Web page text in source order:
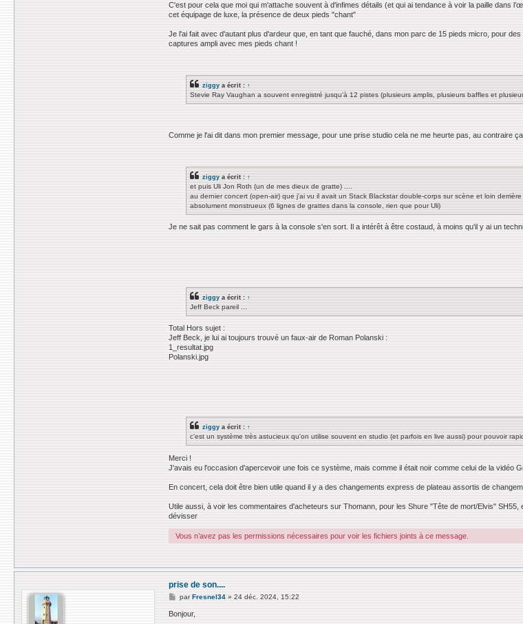
C'est pour cela que moi qui m'attache souvent à d'infimes détails (et qui ai tendance à voir la paille dans
cet équipage de luxe, la présence de deux pieds "chant"
Je l'ai fait avec d'autant plus d'ardeur que, en tant que fauché, dans mon parc de 15 pieds micro, pour
captures ampli avec mes pieds chant !
ziggy a écrit : ↑
Stevie Ray Vaughan a souvent enregistré jusqu'à 12 pistes (plusieurs amplis, plusieurs baffles et
Comme je l'ai dit dans mon premier message, pour une prise studio cela ne me heurte pas, au contraire
ziggy a écrit : ↑
et puis Uli Jon Roth (un de mes dieux de gratte) ....
au dernier concert (open-air) que j'ai vu il avait un Stack Blackstar double-corps sur scène et loin
absolument monstrueux (6 lignes de grattes dans la console, rien que pour Uli)
Je ne sait pas comment le gars à la console s'en sort. Il a intérêt à être costaud, à moins qu'il y ai un
ziggy a écrit : ↑
Jeff Beck pareil ...
Total Hors sujet :
Jeff Beck, je lui ai toujours trouvé un faux-air de Roman Polanski :
1_resultat.jpg
Polanski.jpg
ziggy a écrit : ↑
c'est un système très astucieux qu'on utilise souvent en studio (et parfois en live aussi) pour pouvoir
Merci !
J'avais eu l'occasion d'apercevoir une fois ce système, mais comme il était noir comme celui de la vidéo
En concert, cela doit être bien utile quand il y a des changements express de plateau assortis de
Utile aussi, à voir les commentaires d'acheteurs sur Thomann, pour les Shure "Tête de mort/Elvis"
dévisser
Vous n’avez pas les permissions nécessaires pour voir les fichiers joints à ce message.
prise de son....
M
s
parFresnel34 »24 déc. 2024, 15:22
Bonjour,